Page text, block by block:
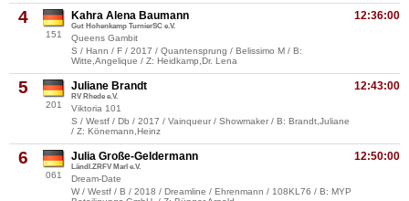
4
151
12:36:00
Kahra Alena Baumann
Gut Hohenkamp TurnierSC e.V.
Queens Gambit
S / Hann / F / 2017 / Quantensprung / Belissimo M / B:
Witte,Angelique / Z: Heidkamp,Dr. Lena
5
201
12:43:00
Juliane Brandt
RV Rhede e.V.
Viktoria 101
S / Westf / Db / 2017 / Vainqueur / Showmaker / B: Brandt,Juliane
/ Z: Könemann,Heinz
6
061
12:50:00
Julia Große-Geldermann
Ländl.ZRFV Marl e.V.
Dream-Date
W / Westf / B / 2018 / Dreamline / Ehrenmann / 108KL76 / B: MYP